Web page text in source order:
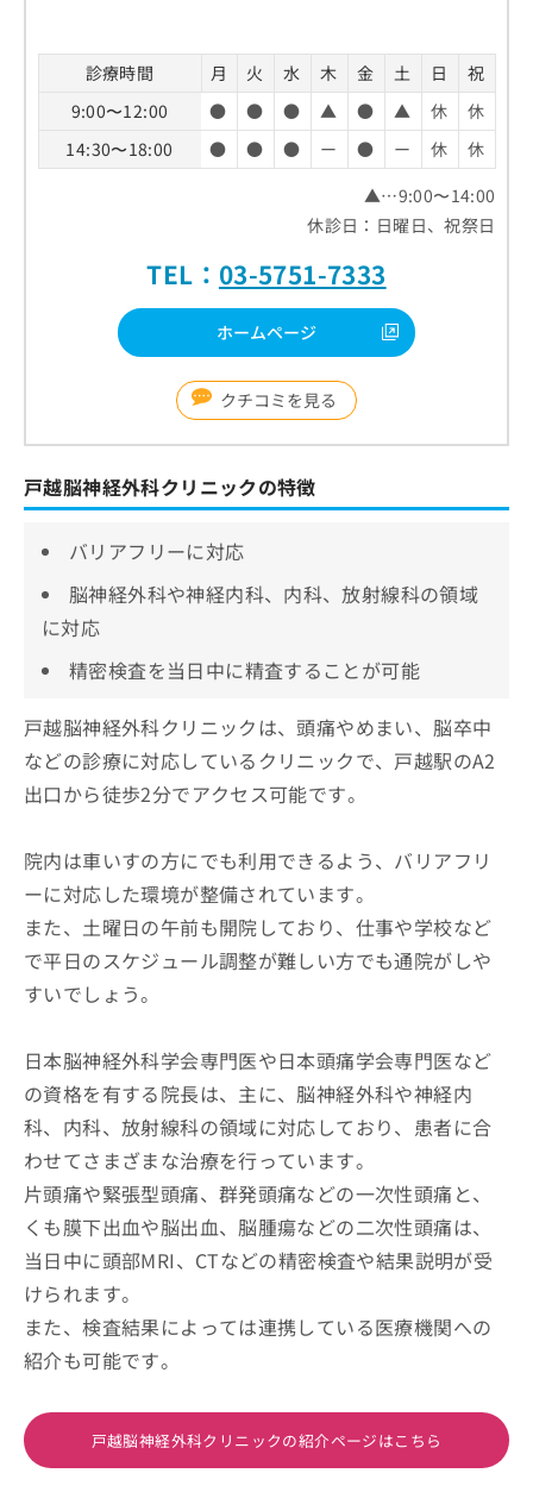
診療時間 月 火 水 木 金 土 日
祝
9:00〜12:00
● ● ● ▲ ● ▲ 休
休
14:30〜18:00
● ● ● ー ● ー 休
休
▲…9:00〜14:00
休診日：日曜日、祝祭日
TEL： 03-5751-7333
ホームページ
クチコミを見る
戸越脳神経外科クリニックの特徴
バリアフリーに対応
脳神経外科や神経内科、内科、放射線科の領域
に対応
精密検査を当日中に精査することが可能
戸越脳神経外科クリニックは、頭痛やめまい、脳卒中
などの診療に対応しているクリニックで、戸越駅のA2
出口から徒歩2分でアクセス可能です。
院内は車いすの方にでも利用できるよう、バリアフリ
ーに対応した環境が整備されています。
また、土曜日の午前も開院しており、仕事や学校など
で平日のスケジュール調整が難しい方でも通院がしや
すいでしょう。
日本脳神経外科学会専門医や日本頭痛学会専門医など
の資格を有する院長は、主に、脳神経外科や神経内
科、内科、放射線科の領域に対応しており、患者に合
わせてさまざまな治療を行っています。
片頭痛や緊張型頭痛、群発頭痛などの一次性頭痛と、
くも膜下出血や脳出血、脳腫瘍などの二次性頭痛は、
当日中に頭部MRI、CTなどの精密検査や結果説明が受
けられます。
また、検査結果によっては連携している医療機関への
紹介も可能です。
戸越脳神経外科クリニックの紹介ページはこちら